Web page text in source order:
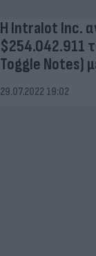
Η Intralot Inc.
$254.042.911
Toggle Notes)
29.07.2022 19:02